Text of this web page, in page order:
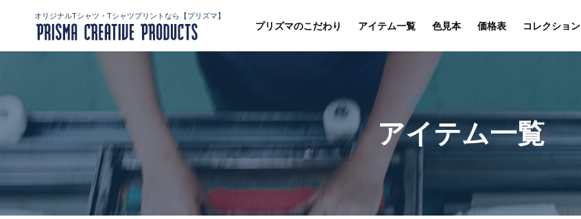
オリジナルTシャツ・Tシャツプリントなら【プリズマ】
プリズマのこだわり アイテム一覧 色見本 価格表 コレクション
アイテム一覧